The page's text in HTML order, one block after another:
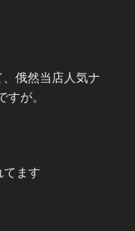
俄然当店人気ナ
が。
ます